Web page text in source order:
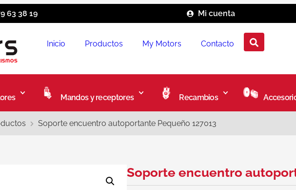
63 38 19 Mi cuenta
Inicio Productos My Motors Contacto
Mandos y receptores Recambios
Soporte encuentro autoportante Pequeño 127013
Soporte encuentro